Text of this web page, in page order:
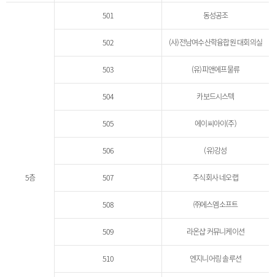
5층
501 동성공조
502 (사)전남여수산학융합원 대회의실
503 (유)피앤에프물류
504 카보드시스텍
505 에이씨아이(주)
506 (유)강성
507 주식회사 네오랩
508 ㈜에스엠소프트
509 라온샵 커뮤니케이션
510 엔지니어링 솔루션